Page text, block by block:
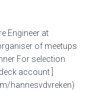
Engineer at
of meetups
For selection
account ]
hannesvdvreken)